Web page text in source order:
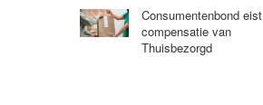
Consumentenbond eist
compensatie van
Thuisbezorgd